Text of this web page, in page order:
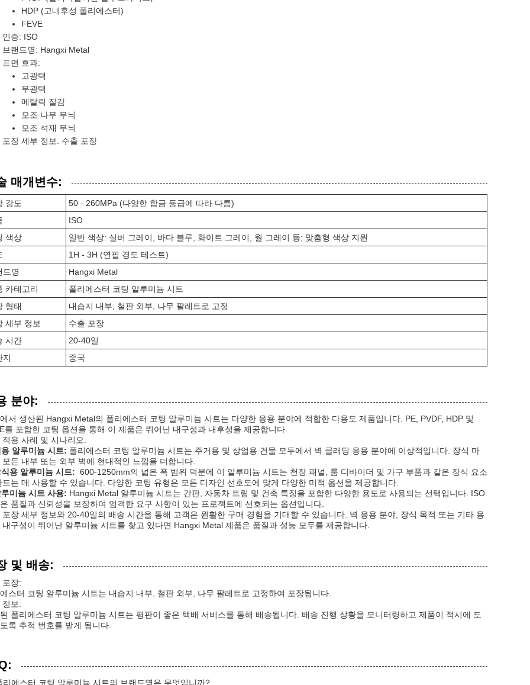
HDP (고내후성 폴리에스터)
FEVE
인증: ISO
브랜드명: Hangxi Metal
표면 효과:
고광택
무광택
메탈릭 질감
모조 나무 무늬
모조 석재 무늬
포장 세부 정보: 수출 포장
매개변수:
강도
50 - 260MPa (다양한 합금 등급에 따라 다름)
ISO
색상
일반 색상: 실버 그레이, 바다 블루, 화이트 그레이, 월 그레이 등; 맞춤형 색상 지원
1H - 3H (연필 경도 테스트)
드명
Hangxi Metal
카테고리
폴리에스터 코팅 알루미늄 시트
형태
내습지 내부, 철판 외부, 나무 팔레트로 고정
세부 정보
수출 포장
시간
20-40일
지
중국
분야:
서 생산된 Hangxi Metal의 폴리에스터 코팅 알루미늄 시트는 다양한 응용 분야에 적합한 다용도 제품입니다. PE, PVDF, HDP 및
를 포함한 코팅 옵션을 통해 이 제품은 뛰어난 내구성과 내후성을 제공합니다.
적용 사례 및 시나리오:
알루미늄 시트: 폴리에스터 코팅 알루미늄 시트는 주거용 및 상업용 건물 모두에서 벽 클래딩 응용 분야에 이상적입니다. 장식 마
모든 내부 또는 외부 벽에 현대적인 느낌을 더합니다.
용 알루미늄 시트: 600-1250mm의 넓은 폭 범위 덕분에 이 알루미늄 시트는 천장 패널, 룸 디바이더 및 가구 부품과 같은 장식 요소
드는 데 사용할 수 있습니다. 다양한 코팅 유형은 모든 디자인 선호도에 맞게 다양한 미적 옵션을 제공합니다.
미늄 시트 사용: Hangxi Metal 알루미늄 시트는 간판, 자동차 트림 및 건축 특징을 포함한 다양한 용도로 사용되는 선택입니다. ISO
품질과 신뢰성을 보장하여 엄격한 요구 사항이 있는 프로젝트에 선호되는 옵션입니다.
포장 세부 정보와 20-40일의 배송 시간을 통해 고객은 원활한 구매 경험을 기대할 수 있습니다. 벽 응용 분야, 장식 목적 또는 기타 용
내구성이 뛰어난 알루미늄 시트를 찾고 있다면 Hangxi Metal 제품은 품질과 성능 모두를 제공합니다.
및 배송:
포장:
스터 코팅 알루미늄 시트는 내습지 내부, 철판 외부, 나무 팔레트로 고정하여 포장됩니다.
정보:
폴리에스터 코팅 알루미늄 시트는 평판이 좋은 택배 서비스를 통해 배송됩니다. 배송 진행 상황을 모니터링하고 제품이 적시에 도
록 추적 번호를 받게 됩니다.
리에스터 코팅 알루미늄 시트의 브랜드명은 무엇입니까?